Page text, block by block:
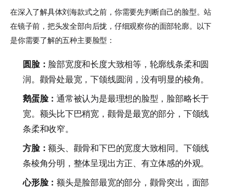
在深入了解具体刘海款式之前，你需要先判断自己的脸型。站
在镜子前，把头发全部向后拢，仔细观察你的面部轮廓。以下
是你需要了解的五种主要脸型：
圆脸： 脸部宽度和长度大致相等，轮廓线条柔和圆
润。颧骨处最宽，下颌线圆润，没有明显的棱角。
鹅蛋脸：通常被认为是最理想的脸型，脸部略长于
宽。额头比下巴稍宽，颧骨是最宽的部分，下颌线
条柔和收窄。
方脸：额头、颧骨和下巴的宽度大致相同。下颌线
条棱角分明，整体呈现出方正、有立体感的外观。
心形脸：额头是脸部最宽的部分，颧骨突出，面部